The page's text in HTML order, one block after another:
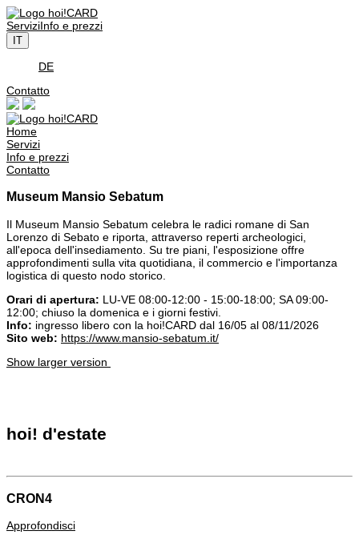
ServiziInfo e prezzi
IT
DE
Contatto
Home
Servizi
Info e prezzi
Contatto
Museum Mansio Sebatum
Il Museum Mansio Sebatum celebra le radici romane di San
Lorenzo di Sebato e riporta, attraverso reperti archeologici,
all'epoca dell'insediamento. Su tre piani, l'esposizione offre
approfondimenti sulla vita quotidiana, il commercio e l'importanza
logistica di questo nodo storico.
Orari di apertura: LU-VE 08:00-12:00 - 15:00-18:00; SA 09:00-
12:00; chiuso la domenica e i giorni festivi.
Info: ingresso libero con la hoi!CARD dal 16/05 al 08/11/2026
Sito web: https://www.mansio-sebatum.it/
Show larger version
hoi! d'estate
CRON4
Approfondisci